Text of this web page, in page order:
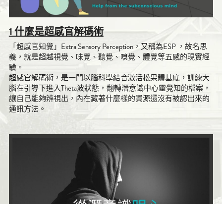
1 什麼是超感官解碼術
「超感官知覺」Extra Sensory Perception，又稱為ESP ，故名思
義，就是超越視覺、味覺、聽覺、嗅覺、體覺等五感的現實經
驗。
超感官解碼術，是一門以腦科學結合激活松果體基底，訓練大
腦在引導下進入Theta波狀態，翻轉潛意識中心靈覺知的檔案，
讓自己能夠辨視出，內在藏著什麼樣的資源還沒有被認出來的
通訊方法。